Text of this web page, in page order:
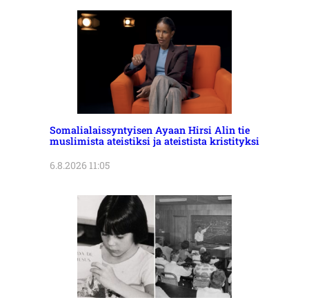
Somalialaissyntyisen Ayaan Hirsi Alin tie
muslimista ateistiksi ja ateistista kristityksi
6.8.2026 11:05